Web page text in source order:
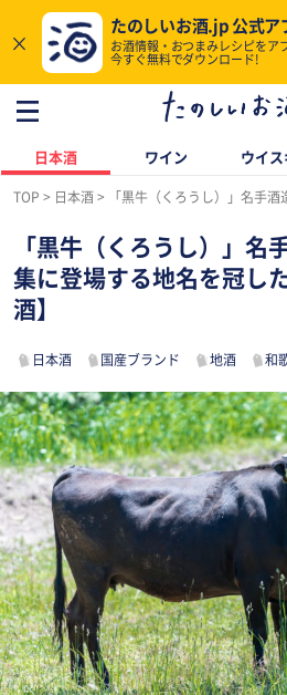
×
たのしいお酒.jp 公式ア
お酒情報・おつまみレシピをア
今すぐ無料でダウンロード!
日本酒 ワイン ウイス
TOP 日本酒 「黒牛（くろうし）」名手酒造店が贈る万
「黒牛（くろうし）」名
集に登場する地名を冠し
酒】
日本酒 国産ブランド 地酒 和